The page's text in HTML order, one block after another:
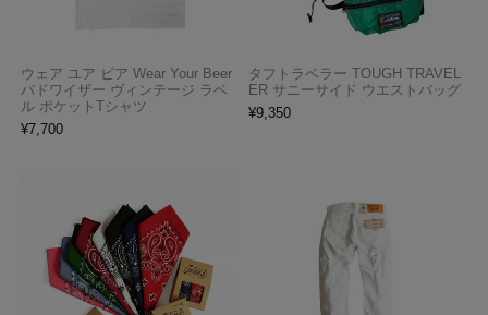
ウェア ユア ビア Wear Your Beer
バドワイザー ヴィンテージ ラベ
ル ポケットTシャツ
¥7,700
タフトラベラー TOUGH TRAVEL
ER サニーサイド ウエストバッグ
¥9,350